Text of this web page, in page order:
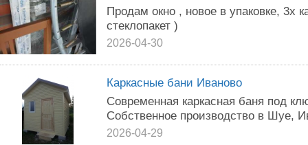
Продам окно , новое в упаковке,
стеклопакет )
2026-04-30
Каркасные бани Иваново
Современная каркасная баня под
Собственное производство в Шуе,
2026-04-29